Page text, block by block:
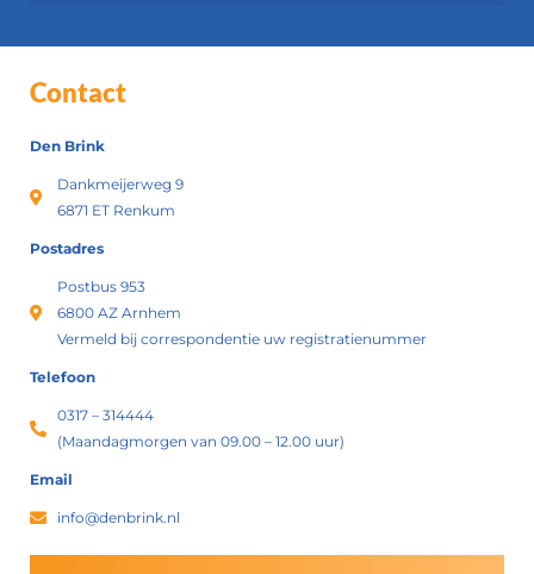
Contact
Den Brink
Dankmeijerweg 9
6871 ET Renkum
Postadres
Postbus 953
6800 AZ Arnhem
Vermeld bij correspondentie uw registratienummer
Telefoon
0317 – 314444
(Maandagmorgen van 09.00 – 12.00 uur)
Email
info@denbrink.nl